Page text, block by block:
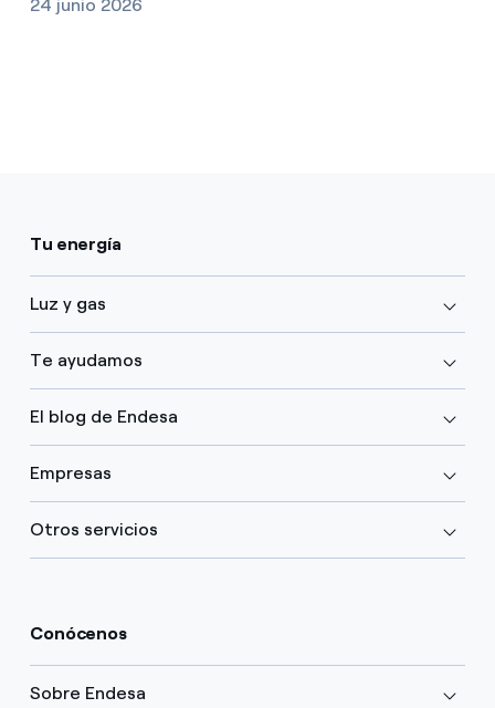
24 junio 2026
Tu energía
Luz y gas
Te ayudamos
El blog de Endesa
Empresas
Otros servicios
Conócenos
Sobre Endesa